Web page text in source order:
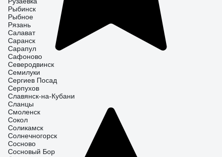
Рыбинск
Рыбное
Рязань
Салават
Саранск
Сарапул
Сафоново
Северодвинск
Семилуки
Сергиев Посад
Серпухов
Славянск-на-Кубани
Сланцы
Смоленск
Сокол
Соликамск
Солнечногорск
Сосново
Сосновый Бор